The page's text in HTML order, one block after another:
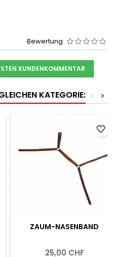
Bewertung
KUNDENKOMMENTAR
KATEGORIE: >
<
ZAUM-NASENBAND
25,00 CHF
favorite_border